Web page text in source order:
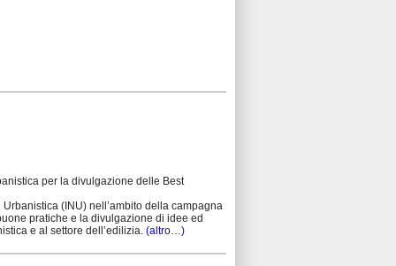
per la divulgazione delle Best
(INU) nell’ambito della campagna
pratiche e la divulgazione di idee ed
e al settore dell’edilizia. (altro…)